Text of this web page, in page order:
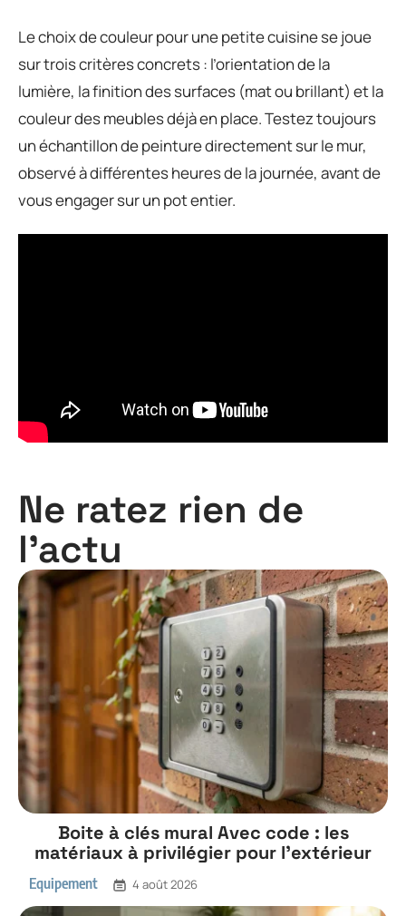
Le choix de couleur pour une petite cuisine se joue
sur trois critères concrets : l’orientation de la
lumière, la finition des surfaces (mat ou brillant) et la
couleur des meubles déjà en place. Testez toujours
un échantillon de peinture directement sur le mur,
observé à différentes heures de la journée, avant de
vous engager sur un pot entier.
Ne ratez rien de
l'actu
Boite à clés mural Avec code : les
matériaux à privilégier pour l’extérieur
Equipement 4 août 2026